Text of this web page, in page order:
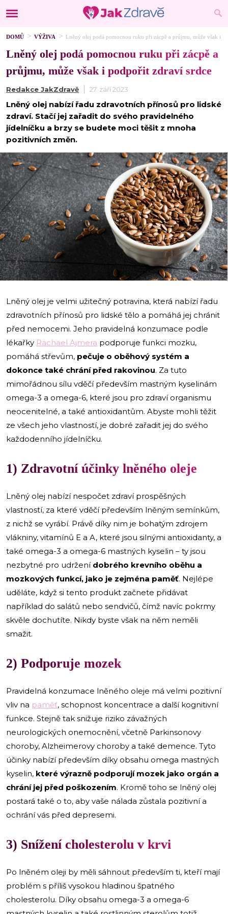
DOMŮ VÝŽIVA Lněný olej podá pomocnou ruku při zácpě a průjmu, může však i
Lněný olej podá pomocnou ruku při zácpě a
průjmu, může však i podpořit zdraví srdce
Redakce JakZdravě 27. září 2023
Lněný olej nabízí řadu zdravotních přínosů pro lidské
zdraví. Stačí jej zařadit do svého pravidelného
jídelníčku a brzy se budete moci těšit z mnoha
pozitivních změn.
i
Lněný olej je velmi užitečný potravina, která nabízí řadu
zdravotních přínosů pro lidské tělo a pomáhá jej chránit
před nemocemi. Jeho pravidelná konzumace podle
lékařky Rachael Ajmera podporuje funkci mozku,
pomáhá střevům, pečuje o oběhový systém a
dokonce také chrání před rakovinou. Za tuto
mimořádnou sílu vděčí především mastným kyselinám
omega-3 a omega-6, které jsou pro zdraví organismu
neocenitelné, a také antioxidantům. Abyste mohli těžit
ze všech jeho vlastností, je dobré zařadit jej do svého
každodenního jídelníčku.
1) Zdravotní účinky lněného oleje
Lněný olej nabízí nespočet zdraví prospěšných
vlastností, za které vděčí především lněným semínkům,
z nichž se vyrábí. Právě díky nim je bohatým zdrojem
vlákniny, vitamínů E a A, které jsou silnými antioxidanty, a
také omega-3 a omega-6 mastných kyselin – ty jsou
nezbytné pro udržení dobrého krevního oběhu a
mozkových funkcí, jako je zejména paměť. Nejlépe
uděláte, když si tento produkt začnete přidávat
například do salátů nebo sendvičů, čímž navíc pokrmy
skvěle dochutíte. Nikdy byste však na něm neměli
smažit.
2) Podporuje mozek
Pravidelná konzumace lněného oleje má velmi pozitivní
vliv na paměť, schopnost koncentrace a další kognitivní
funkce. Stejně tak snižuje riziko závažných
neurologických onemocnění, včetně Parkinsonovy
choroby, Alzheimerovy choroby a také demence. Tyto
účinky nabízí především díky obsahu omega mastných
kyselin, které výrazně podporují mozek jako orgán a
chrání jej před poškozením. Kromě toho se lněný olej
postará také o to, aby vaše nálada zůstala pozitivní a
ochrání vás před depresemi.
3) Snížení cholesterolu v krvi
Po lněném oleji by měli sáhnout především ti, kteří mají
problém s příliš vysokou hladinou špatného
cholesterolu. Díky obsahu omega-3 a omega-6